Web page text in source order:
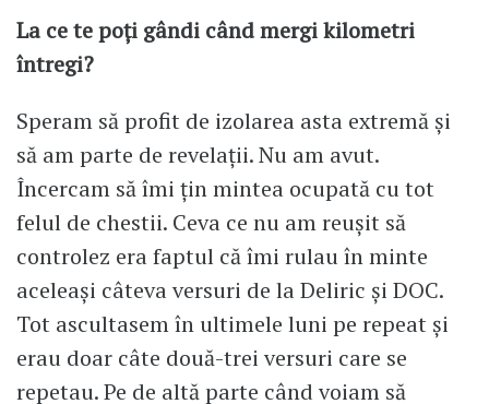
La ce te poți gândi când mergi kilometri
întregi?
Speram să profit de izolarea asta extremă și
să am parte de revelații. Nu am avut.
Încercam să îmi țin mintea ocupată cu tot
felul de chestii. Ceva ce nu am reușit să
controlez era faptul că îmi rulau în minte
aceleași câteva versuri de la Deliric și DOC.
Tot ascultasem în ultimele luni pe repeat și
erau doar câte două-trei versuri care se
repetau. Pe de altă parte când voiam să